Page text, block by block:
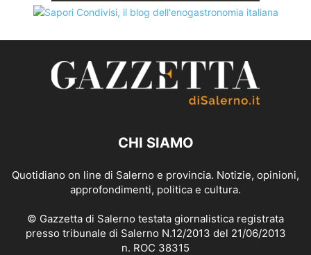
CHI SIAMO
Quotidiano on line di Salerno e provincia. Notizie, opinioni,
approfondimenti, politica e cultura.
© Gazzetta di Salerno testata giornalistica registrata
presso tribunale di Salerno N.12/2013 del 21/06/2013
n. ROC 38315